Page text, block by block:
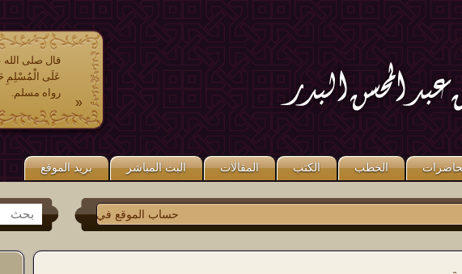
قال صلى
عَلَى الْمُسْلِمِ
رواه مسلم.
قال صلى الله عليه وسلم: «مَنْ كَذَبَ
عَلَىَّ مُتَعَمِّدًا فَلْيَتَبَوَّأْ مَقْعَدَهُ مِنَ النَّارِ».
متفق عليه.
«
الخطب الكتب المقالات البث المباشر بريد الموقع
حساب الموقع فيتويتروالفيس بوك